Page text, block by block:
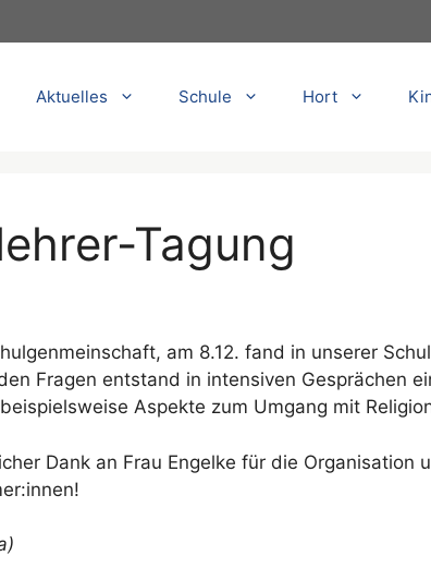
Aktuelles Schule Hort
Tagung
am 8.12. fand in unserer
Fragen entstand in intensiven Gesprächen
Aspekte zum Umgang mit
Dank an Frau Engelke für die